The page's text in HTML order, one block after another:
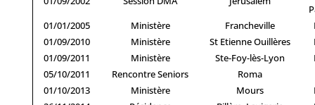
01/01/2005
Ministère Francheville
01/09/2010
Ministère St Etienne Ouillères
01/09/2011
Ministère Ste-Foy-lès-Lyon
05/10/2011
Rencontre Seniors
Roma
01/10/2013
Ministère Mours